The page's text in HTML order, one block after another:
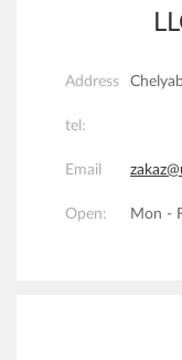
Address
tel:
Email
Open: Mon -